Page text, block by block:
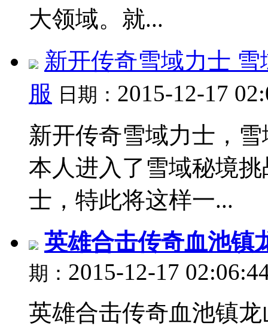
大领域。就...
新开传奇雪域力士
服 日期： 2015-12-17
新开传奇雪域力士，
本人进入了雪域秘境
士，特此将这样一...
英雄合击传奇血池镇
期： 2015-12-17
英雄合击传奇血池镇